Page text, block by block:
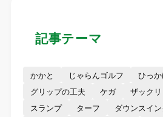
記事テーマ
かかと じゃらんゴルフ ひっ
グリップの工夫
ケガ ザックリ
スランプ
ターフ ダウンスイ